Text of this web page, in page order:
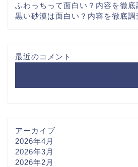
ふわっちって面白い？内容を徹底
黒い砂漠は面白い？内容を徹底調
最近のコメント
アーカイブ
2026年4月
2026年3月
2026年2月